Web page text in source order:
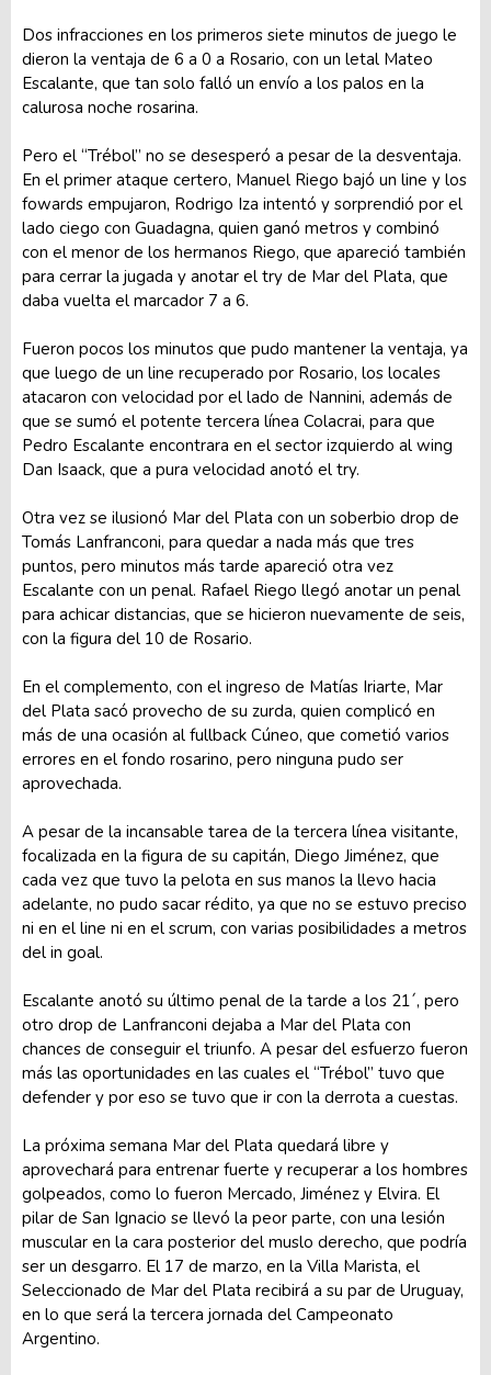
Dos infracciones en los primeros siete minutos de juego le
dieron la ventaja de 6 a 0 a Rosario, con un letal Mateo
Escalante, que tan solo falló un envío a los palos en la
calurosa noche rosarina.
Pero el “Trébol” no se desesperó a pesar de la desventaja.
En el primer ataque certero, Manuel Riego bajó un line y los
fowards empujaron, Rodrigo Iza intentó y sorprendió por el
lado ciego con Guadagna, quien ganó metros y combinó
con el menor de los hermanos Riego, que apareció también
para cerrar la jugada y anotar el try de Mar del Plata, que
daba vuelta el marcador 7 a 6.
Fueron pocos los minutos que pudo mantener la ventaja, ya
que luego de un line recuperado por Rosario, los locales
atacaron con velocidad por el lado de Nannini, además de
que se sumó el potente tercera línea Colacrai, para que
Pedro Escalante encontrara en el sector izquierdo al wing
Dan Isaack, que a pura velocidad anotó el try.
Otra vez se ilusionó Mar del Plata con un soberbio drop de
Tomás Lanfranconi, para quedar a nada más que tres
puntos, pero minutos más tarde apareció otra vez
Escalante con un penal. Rafael Riego llegó anotar un penal
para achicar distancias, que se hicieron nuevamente de seis,
con la figura del 10 de Rosario.
En el complemento, con el ingreso de Matías Iriarte, Mar
del Plata sacó provecho de su zurda, quien complicó en
más de una ocasión al fullback Cúneo, que cometió varios
errores en el fondo rosarino, pero ninguna pudo ser
aprovechada.
A pesar de la incansable tarea de la tercera línea visitante,
focalizada en la figura de su capitán, Diego Jiménez, que
cada vez que tuvo la pelota en sus manos la llevo hacia
adelante, no pudo sacar rédito, ya que no se estuvo preciso
ni en el line ni en el scrum, con varias posibilidades a metros
del in goal.
Escalante anotó su último penal de la tarde a los 21´, pero
otro drop de Lanfranconi dejaba a Mar del Plata con
chances de conseguir el triunfo. A pesar del esfuerzo fueron
más las oportunidades en las cuales el “Trébol” tuvo que
defender y por eso se tuvo que ir con la derrota a cuestas.
La próxima semana Mar del Plata quedará libre y
aprovechará para entrenar fuerte y recuperar a los hombres
golpeados, como lo fueron Mercado, Jiménez y Elvira. El
pilar de San Ignacio se llevó la peor parte, con una lesión
muscular en la cara posterior del muslo derecho, que podría
ser un desgarro. El 17 de marzo, en la Villa Marista, el
Seleccionado de Mar del Plata recibirá a su par de Uruguay,
en lo que será la tercera jornada del Campeonato
Argentino.